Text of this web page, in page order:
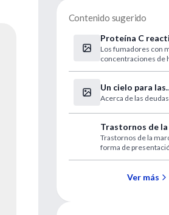
Contenido sugerido
Proteína C
sensibilidad y
cáncer de
Los fumadores con
concentraciones de
Un cielo para las
enfermeras
Acerca de las
Trastornos de la
la infancia
Trastornos de la
forma de
Ver más